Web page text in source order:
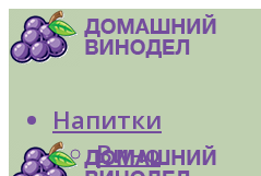
Напитки
Вино